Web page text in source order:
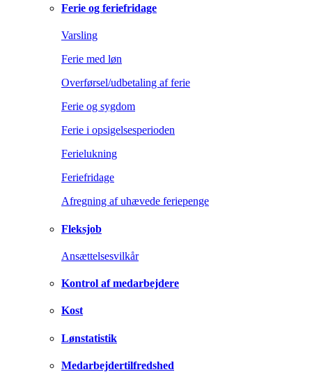
Ferie og feriefridage
Varsling
Ferie med løn
Overførsel/udbetaling af ferie
Ferie og sygdom
Ferie i opsigelsesperioden
Ferielukning
Feriefridage
Afregning af uhævede feriepenge
Fleksjob
Ansættelsesvilkår
Kontrol af medarbejdere
Kost
Lønstatistik
Medarbejdertilfredshed